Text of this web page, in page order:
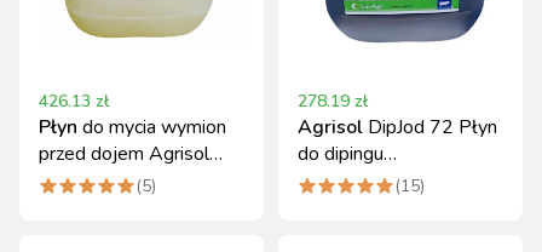
426.13 zł
Płyn do mycia wymion
przed dojem Agrisol
PreClean 69 20 kg
(5)
278.19 zł
Agrisol DipJod 72 Płyn
do dipingu
poudojowego 10 kg
(15)